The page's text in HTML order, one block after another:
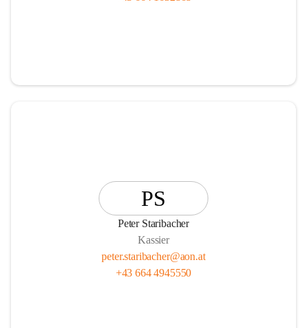
PS
Peter Staribacher
Kassier
peter.staribacher@aon.at
+43 664 4945550